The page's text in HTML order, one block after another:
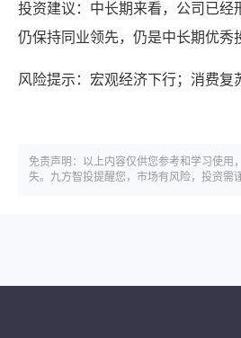
投资建议：中长期来看，公司已经
仍保持同业领先，仍是中长期优秀
风险提示：宏观经济下行；消费
免责声明：以上内容仅供您参考和学习使
失。九方智投提醒您，市场有风险，投资需